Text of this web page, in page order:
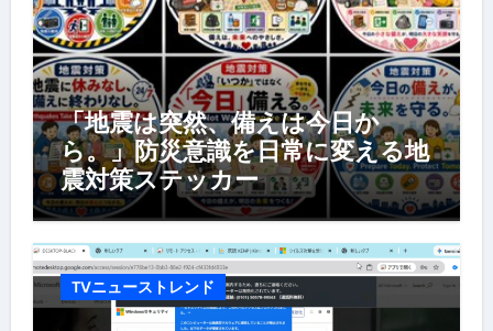
「地震は突然、備えは今日か
ら。」防災意識を日常に変える地
震対策ステッカー
TVニューストレンド